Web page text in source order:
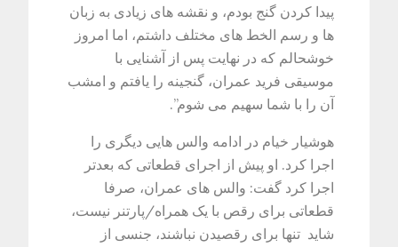
پیدا کردن گنج بودم، و نقشه های زیادی به زبان
ها و رسم الخط های مختلف داشتم، اما امروز
خوشحالم که در نهایت پس از آشنایی با
موسیقی فرید عمران، گنجینه را یافتم و امشب
آن را با شما سهیم می شوم.”
هوشیار خیام در ادامه والس هایی دیگری را
اجرا کرد. او پیش از اجرای قطعاتی که بعدتر
اجرا کرد گفت: والس های عمران، صرفا
قطعاتی برای رقص با یک همراه/پارتنر نیست،
شاید تنها برای رقصیدن نباشند، جنسی از